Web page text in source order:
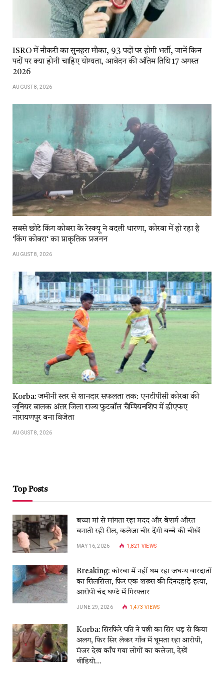
ISRO में नौकरी का सुनहरा मौका, 93 पदों पर होगी भर्ती, जानें किन
पदों पर क्या होनी चाहिए योग्यता, आवेदन की अंतिम तिथि 17 अगस्त
2026
AUGUST 8, 2026
सबसे छोटे किंग कोबरा के रेस्क्यू ने बदली धारणा, कोरबा में हो रहा है
‘किंग कोबरा‘ का प्राकृतिक प्रजनन
AUGUST 8, 2026
Korba: जमीनी स्तर से शानदार सफलता तक: एनटीपीसी कोरबा की
जूनियर बालक अंतर जिला राज्य फुटबॉल चैम्पियनशिप में डीएफए
नारायणपुर बना विजेता
AUGUST 8, 2026
Top Posts
बच्चा मां से मांगता रहा मदद और बेशर्म औरत
बनाती रही रील, कलेजा चीर देंगी बच्चे की चीखें
MAY 16, 2026 1,821 VIEWS
Breaking: कोरबा में नहीं थम रहा जघन्य वारदातों
का सिलसिला, फिर एक शख्स की दिनदहाड़े हत्या,
आरोपी चंद घण्टे में गिरफ्तार
JUNE 29, 2026 1,473VIEWS
Korba: सिरफिरे पति ने पत्नी का सिर धड़ से किया
अलग, फिर सिर लेकर गाँव में घूमता रहा आरोपी,
मंजर देख काँप गया लोगों का कलेजा, देखें
वीडियो…